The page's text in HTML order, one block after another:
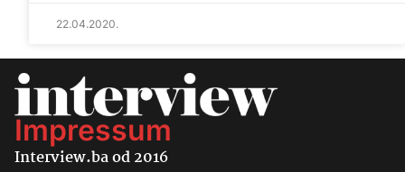
22.04.2020.
Impressum
Interview.ba od 2016